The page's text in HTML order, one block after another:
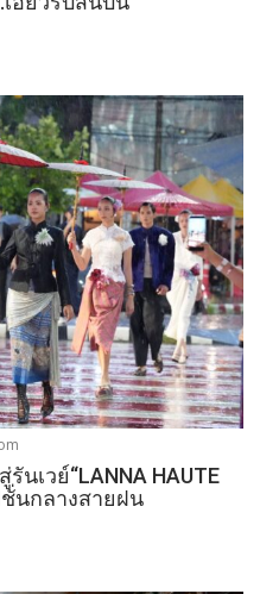
นเวย์“LANNA HAUTE
ชั่นกลางสายฝน